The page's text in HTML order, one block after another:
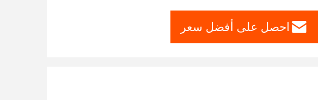
احصل على أفضل سعر